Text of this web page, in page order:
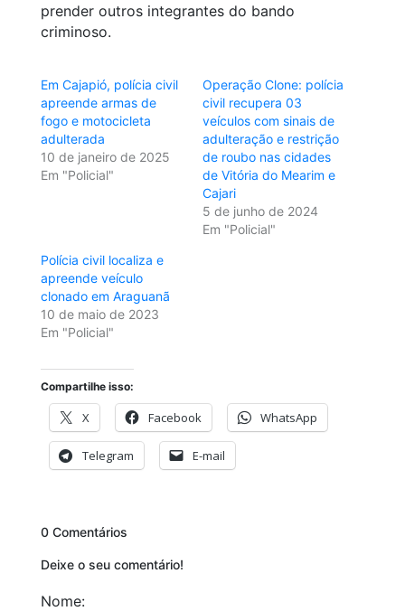
prender outros integrantes do bando
criminoso.
Em Cajapió, polícia civil
apreende armas de
fogo e motocicleta
adulterada
10 de janeiro de 2025
Em "Policial"
Operação Clone: polícia
civil recupera 03
veículos com sinais de
adulteração e restrição
de roubo nas cidades
de Vitória do Mearim e
Cajari
5 de junho de 2024
Em "Policial"
Polícia civil localiza e
apreende veículo
clonado em Araguanã
10 de maio de 2023
Em "Policial"
Compartilhe isso:
X Facebook WhatsApp
Telegram E-mail
0 Comentários
Deixe o seu comentário!
Nome: